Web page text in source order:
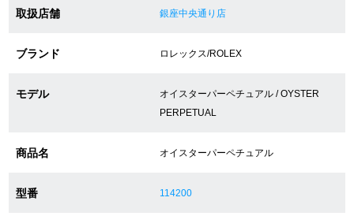
お問い合わせ
ラッピングサービス
腕時計サイズ調整サービス
取扱店舗 銀座中央通り店
ブランド ロレックス/ROLEX
モデル
オイスターパーペチュアル / OYSTER
PERPETUAL
商品名 オイスターパーペチュアル
型番 114200